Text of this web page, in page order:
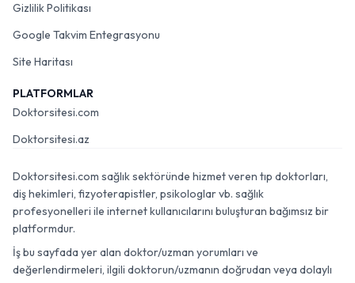
Gizlilik Politikası
Google Takvim Entegrasyonu
Site Haritası
PLATFORMLAR
Doktorsitesi.com
Doktorsitesi.az
Doktorsitesi.com sağlık sektöründe hizmet veren tıp doktorları,
diş hekimleri, fizyoterapistler, psikologlar vb. sağlık
profesyonelleri ile internet kullanıcılarını buluşturan bağımsız bir
platformdur.
İş bu sayfada yer alan doktor/uzman yorumları ve
değerlendirmeleri, ilgili doktorun/uzmanın doğrudan veya dolaylı